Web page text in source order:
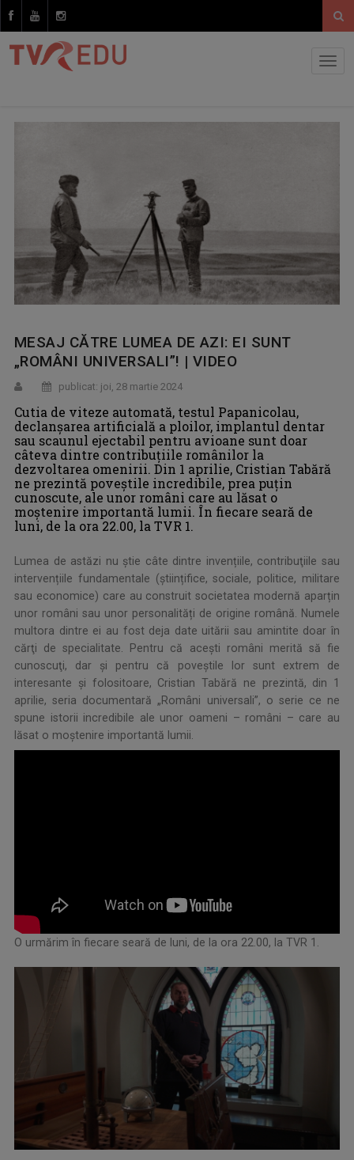
MESAJ CĂTRE LUMEA DE AZI: EI SUNT
„ROMÂNI UNIVERSALI”! | VIDEO
publicat: joi, 28 martie 2024
Cutia de viteze automată, testul Papanicolau,
declanșarea artificială a ploilor, implantul dentar
sau scaunul ejectabil pentru avioane sunt doar
câteva dintre contribuţiile românilor la
dezvoltarea omenirii. Din 1 aprilie, Cristian Tabără
ne prezintă poveştile incredibile, prea puţin
cunoscute, ale unor români care au lăsat o
moştenire importantă lumii. În fiecare seară de
luni, de la ora 22.00, la TVR 1.
Lumea de astăzi nu ştie câte dintre invențiile, contribuţiile sau
intervențiile fundamentale (științifice, sociale, politice, militare
sau economice) care au construit societatea modernă aparțin
unor români sau unor personalități de origine română. Numele
multora dintre ei au fost deja date uitării sau amintite doar în
cărţi de specialitate. Pentru că aceşti români merită să fie
cunoscuţi, dar şi pentru că poveştile lor sunt extrem de
interesante şi folositoare, Cristian Tabără ne prezintă, din 1
aprilie, seria documentară „Români universali”, o serie ce ne
spune istorii incredibile ale unor oameni – români – care au
lăsat o moştenire importantă lumii.
O urmărim în fiecare seară de luni, de la ora 22.00, la TVR 1.